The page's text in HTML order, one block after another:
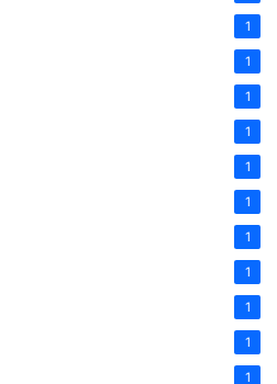
1
1
1
1
1
1
1
1
1
1
1